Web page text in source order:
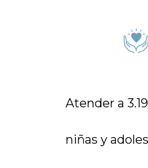
Atender a
niñas y